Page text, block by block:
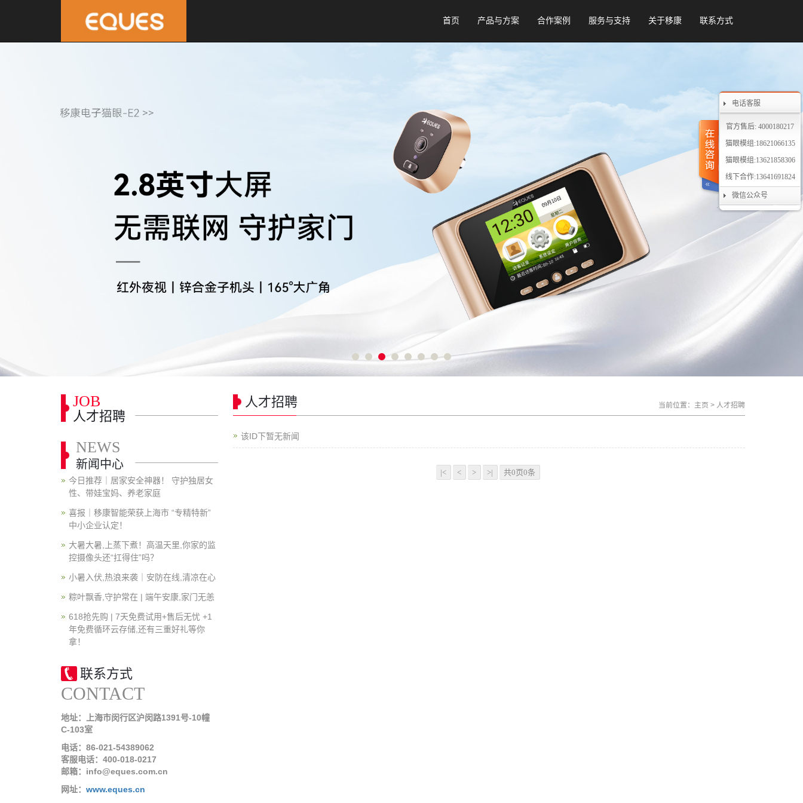
电话客服
官方售后: 4000180217
猫眼模组:18621066135
猫眼模组:13621858306
线下合作:13641691824
微信公众号
首页 产品与方案 合作案例 服务与支持 关于移康 联系方式
人才招聘 当前位置： 主页 > 人才招聘
该ID下暂无新闻
|< < > >| 共0页0条
JOB
人才招聘
NEWS
新闻中心
今日推荐｜居家安全神器！ 守护独居女
性、带娃宝妈、养老家庭
喜报｜移康智能荣获上海市 “专精特新”
中小企业认定！
大暑大暑,上蒸下煮！高温天里,你家的监
控摄像头还“扛得住”吗？
小暑入伏,热浪来袭｜安防在线,清凉在心
粽叶飘香,守护常在 | 端午安康,家门无恙
618抢先购 | 7天免费试用+售后无忧 +1
年免费循环云存储,还有三重好礼等你
拿！
联系方式
CONTACT
地址：上海市闵行区沪闵路1391号-10幢
C-103室
电话：86-021-54389062
客服电话：400-018-0217
邮箱：info@eques.com.cn
网址： www.eques.cn